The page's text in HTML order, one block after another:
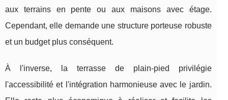
aux terrains en pente ou aux maisons avec étage.
Cependant, elle demande une structure porteuse robuste
et un budget plus conséquent.
À l'inverse, la terrasse de plain-pied privilégie
l'accessibilité et l'intégration harmonieuse avec le jardin.